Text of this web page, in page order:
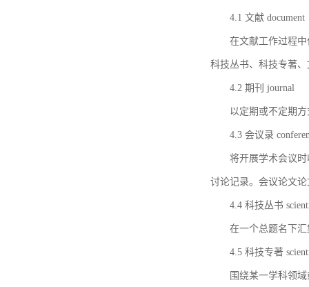
4.1 文献 document
在文献工作过程
科技丛书、科技专著
4.2 期刊 journal
以定期或不定期
4.3 会议录
将开展学术会议
讨论记录。会议论文
4.4 科技丛书
在一个总题名下
4.5 科技专著
围绕某一学科领